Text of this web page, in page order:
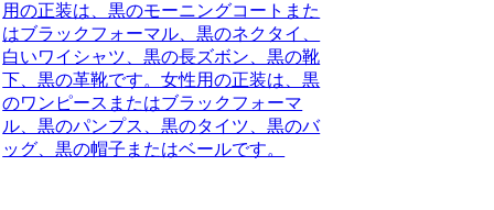
用の正装は、黒のモーニングコートまた
はブラックフォーマル、黒のネクタイ、
白いワイシャツ、黒の長ズボン、黒の靴
下、黒の革靴です。女性用の正装は、黒
のワンピースまたはブラックフォーマ
ル、黒のパンプス、黒のタイツ、黒のバ
ッグ、黒の帽子またはベールです。